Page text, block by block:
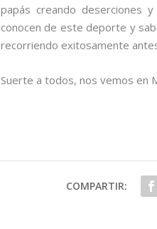
papás creando deserciones
conocen de este deporte y
recorriendo exitosamente
Suerte a todos, nos vemos en
COMPARTIR: